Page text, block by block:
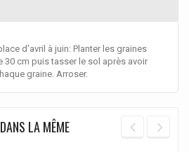
d'avril à juin: Planter les graines
30 cm puis tasser le sol après avoir
graine. Arroser.
LA MÊME